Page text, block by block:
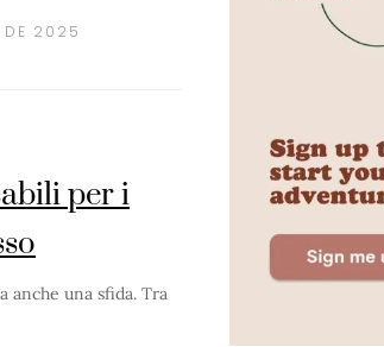
DE 2025
per i
anche una sfida. Tra